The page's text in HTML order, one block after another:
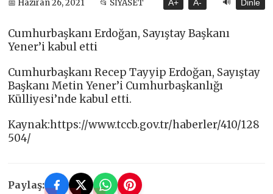
📅 Haziran 26, 2021 📂 SİYASET A+ A- Dinle
Cumhurbaşkanı Erdoğan, Sayıştay Başkanı
Yener’i kabul etti
Cumhurbaşkanı Recep Tayyip Erdoğan, Sayıştay
Başkanı Metin Yener’i Cumhurbaşkanlığı
Külliyesi’nde kabul etti.
Kaynak:https://www.tccb.gov.tr/haberler/410/128
504/
Paylaş: